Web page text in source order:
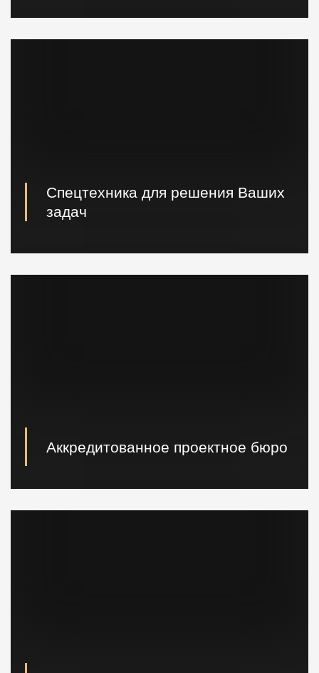
Спецтехника для решения Ваших
задач
Аккредитованное проектное бюро